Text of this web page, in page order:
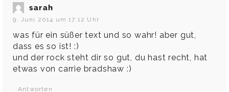
sarah
9. Juni 2014 um 17:12 Uhr
was für ein süßer text und so wahr! aber gut,
dass es so ist! :)
und der rock steht dir so gut, du hast recht, hat
etwas von carrie bradshaw :)
Antworten